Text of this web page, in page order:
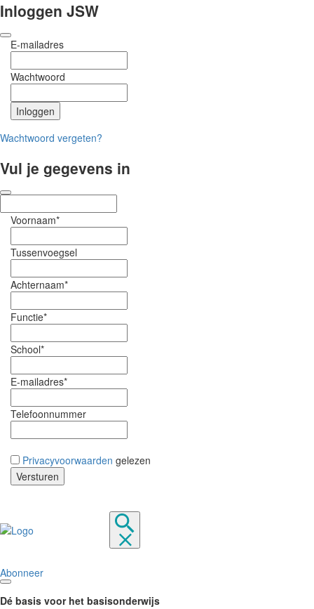
Inloggen JSW
E-mailadres
Wachtwoord
Wachtwoord vergeten?
Vul je gegevens in
Voornaam*
Tussenvoegsel
Achternaam*
Functie*
School*
E-mailadres*
Telefoonnummer
Privacyvoorwaarden gelezen
Abonneer
Dé basis voor het basisonderwijs